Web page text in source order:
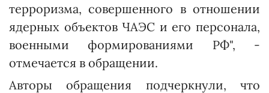
терроризма, совершенного в отношении
ядерных объектов ЧАЭС и его персонала,
военными формированиями РФ", -
отмечается в обращении.
Авторы обращения подчеркнули, что